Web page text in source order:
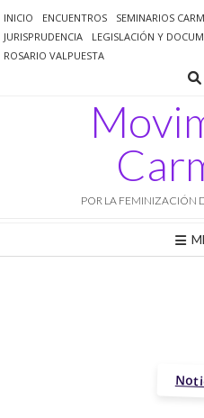
al
contenido
INICIO ENCUENTROS SEMINARIOS
JURISPRUDENCIA
LEGISLACIÓN Y
ROSARIO VALPUESTA
POR LA FEMINIZACIÓN